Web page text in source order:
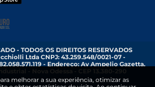
- TODOS OS DIREITOS RESERVADOS
Ltda CNPJ: 43.259.548/0021-07 -
- Endereço: Av Ampelio Gazetta,
exibidas nesta loja online são válidos
melhorar a sua experiência, otimizar as